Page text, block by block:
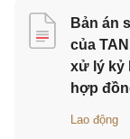
Bản án
của
xử lý kỷ
hợp
Lao động